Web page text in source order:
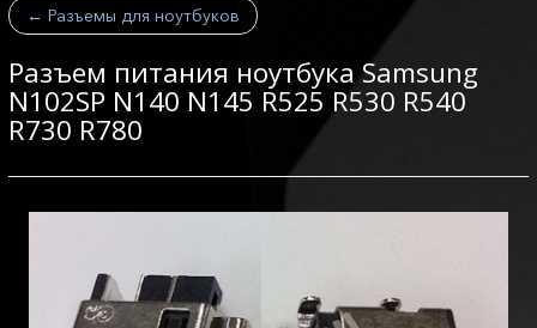
← Разъемы для ноутбуков
Разъем питания ноутбука Samsung
N102SP N140 N145 R525 R530 R540
R730 R780